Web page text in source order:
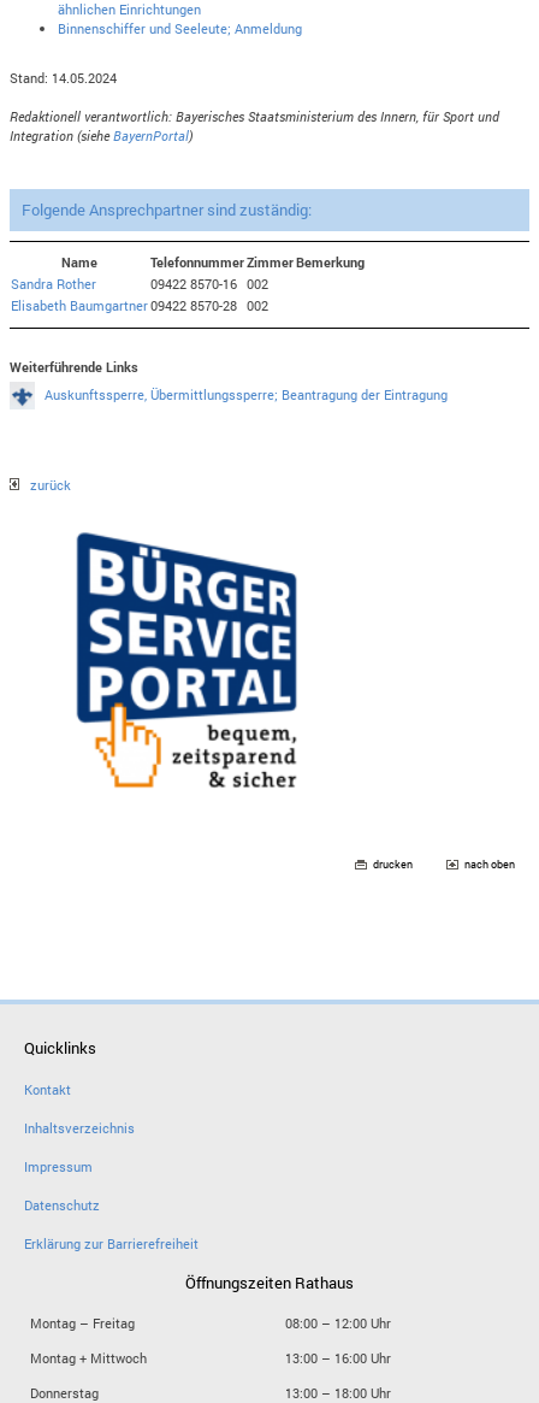
ähnlichen Einrichtungen
Binnenschiffer und Seeleute; Anmeldung
Stand: 14.05.2024
Redaktionell verantwortlich: Bayerisches Staatsministerium des Innern, für Sport und
Integration (sieheBayernPortal)
Folgende Ansprechpartner sind zuständig:
Name TelefonnummerZimmerBemerkung
Sandra Rother
09422 8570-16 002
Elisabeth Baumgartner09422 8570-28 002
Weiterführende Links
Auskunftssperre, Übermittlungssperre; Beantragung der Eintragung
zurück
drucken nach oben
Quicklinks
Kontakt
Inhaltsverzeichnis
Impressum
Datenschutz
Erklärung zur Barrierefreiheit
Öffnungszeiten Rathaus
Montag – Freitag
08:00 – 12:00 Uhr
Montag + Mittwoch
13:00 – 16:00 Uhr
Donnerstag
13:00 – 18:00 Uhr